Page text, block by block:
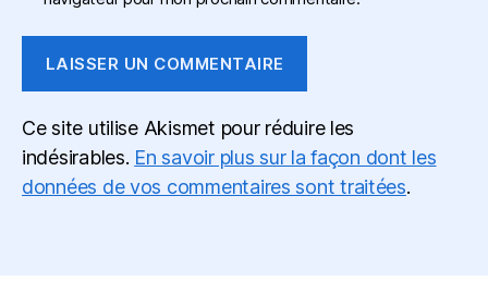
Ce site utilise Akismet pour réduire les
indésirables. En savoir plus sur la façon dont les
données de vos commentaires sont traitées.